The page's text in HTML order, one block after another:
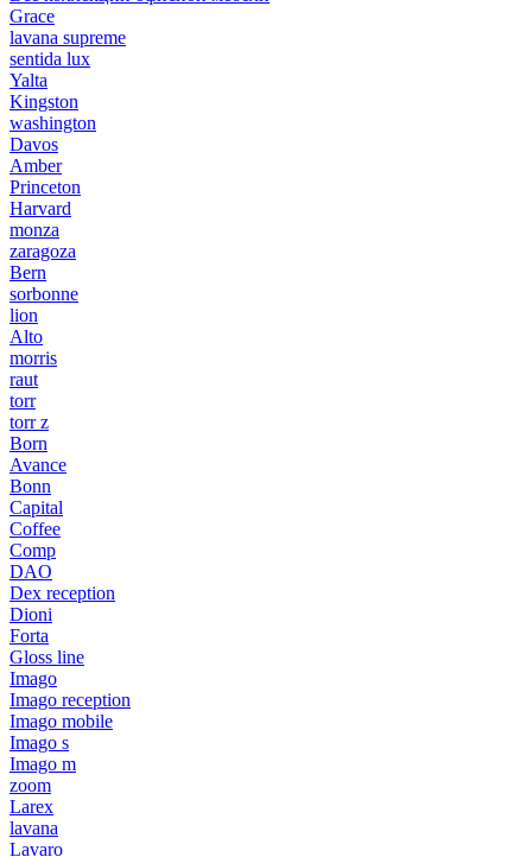
Grace
lavana supreme
sentida lux
Yalta
Kingston
washington
Davos
Amber
Princeton
Harvard
monza
zaragoza
Bern
sorbonne
lion
Alto
morris
raut
torr
torr z
Born
Avance
Bonn
Capital
Coffee
Comp
DAO
Dex reception
Dioni
Forta
Gloss line
Imago
Imago reception
Imago mobile
Imago s
Imago m
zoom
Larex
lavana
Lavaro